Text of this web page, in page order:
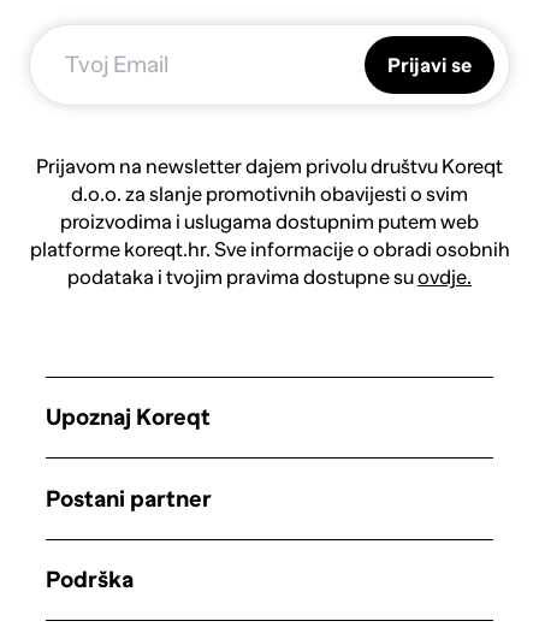
Prijavi se
Prijavom na newsletter dajem privolu društvu Koreqt
d.o.o. za slanje promotivnih obavijesti o svim
proizvodima i uslugama dostupnim putem web
platforme koreqt.hr. Sve informacije o obradi osobnih
podataka i tvojim pravima dostupne suovdje.
Upoznaj Koreqt
Postani partner
Podrška